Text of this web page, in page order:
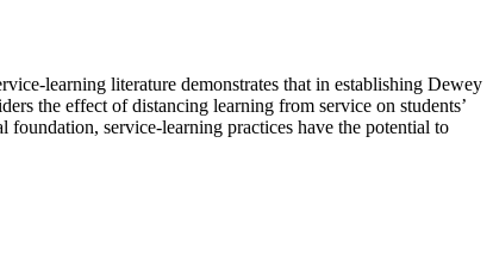
learning literature demonstrates that in establishing Dewey
the effect of distancing learning from service on students’
service-learning practices have the potential to